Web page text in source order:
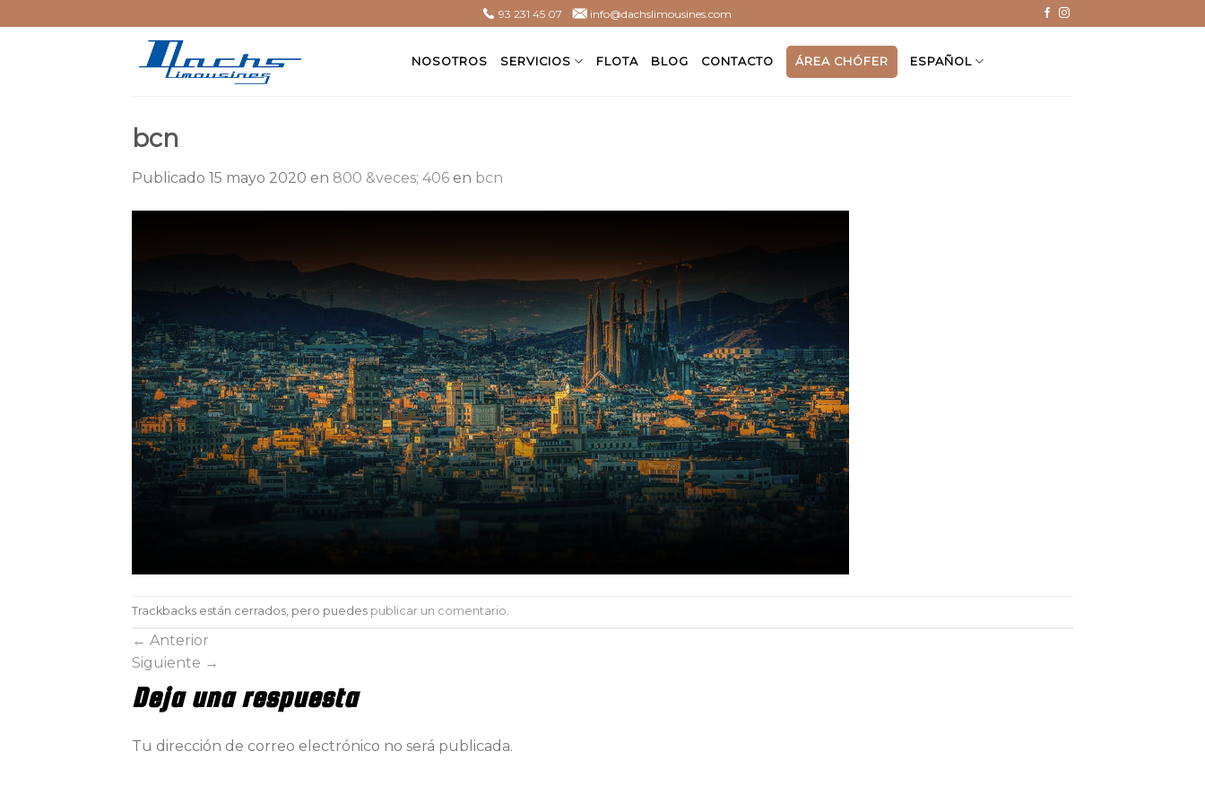
93 231 45 07 info@dachslimousines.com
NOSOTROS SERVICIOS FLOTA BLOG CONTACTO ÁREA CHÓFER ESPAÑOL
bcn
Publicado 15 mayo 2020 en 800 &veces; 406 en bcn
Trackbacks están cerrados, pero puedes publicar un comentario
← Anterior
Siguiente →
Deja una respuesta
Tu dirección de correo electrónico no será publicada.